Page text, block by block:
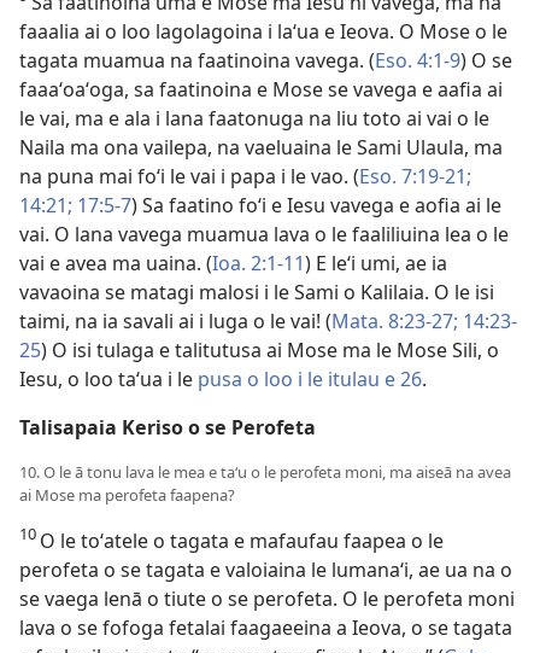
faaalia ai o loo lagolagoina i laʻua e Ieova. O Mose o le
tagata muamua na faatinoina vavega. (Eso. 4:1-9) O se
faaaʻoaʻoga, sa faatinoina e Mose se vavega e aafia ai
le vai, ma e ala i lana faatonuga na liu toto ai vai o le
Naila ma ona vailepa, na vaeluaina le Sami Ulaula, ma
na puna mai foʻi le vai i papa i le vao. (Eso. 7:19-21;
14:21; 17:5-7) Sa faatino foʻi e Iesu vavega e aofia ai le
vai. O lana vavega muamua lava o le faaliliuina lea o le
vai e avea ma uaina. (Ioa. 2:1-11) E leʻi umi, ae ia
vavaoina se matagi malosi i le Sami o Kalilaia. O le isi
taimi, na ia savali ai i luga o le vai! (Mata. 8:23-27; 14:23-
25) O isi tulaga e talitutusa ai Mose ma le Mose Sili, o
Iesu, o loo taʻua i le pusa o loo i le itulau e 26.
Talisapaia Keriso o se Perofeta
10. O le ā tonu lava le mea e taʻu o le perofeta moni, ma aiseā na avea
ai Mose ma perofeta faapena?
10 O le toʻatele o tagata e mafaufau faapea o le
perofeta o se tagata e valoiaina le lumanaʻi, ae ua na o
se vaega lenā o tiute o se perofeta. O le perofeta moni
lava o se fofoga fetalai faagaeeina a Ieova, o se tagata